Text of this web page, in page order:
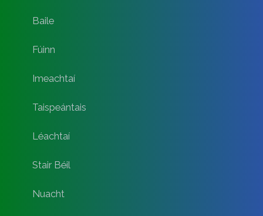
Baile
Fúinn
Imeachtaí
Taispeántais
Léachtaí
Stair Béil
Nuacht